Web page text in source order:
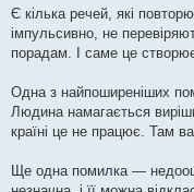
Є кілька речей, які
імпульсивно, не
порадам. І саме це
Одна з найпоширеніших
Людина намагається
країні це не працює. Там
Ще одна помилка —